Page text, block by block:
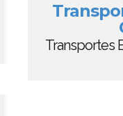
Transportes